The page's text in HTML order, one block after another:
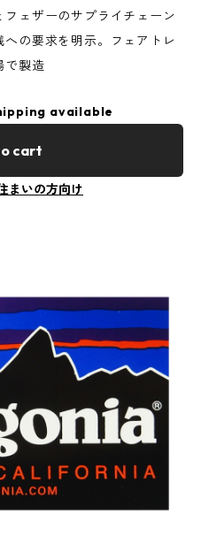
ェザーのサプライチェーン
の要求を明示。フェアトレ
で製造
available
cart
まいの方向け